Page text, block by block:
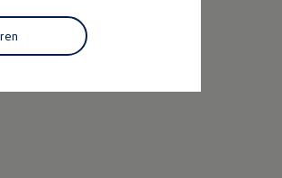
weitestgehend verhindern.